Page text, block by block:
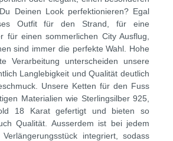
Deinen Look perfektionieren? Egal
Outfit für den Strand, für eine
für einen sommerlichen City Ausflug,
sind immer die perfekte Wahl. Hohe
Verarbeitung unterscheiden unsere
Langlebigkeit und Qualität deutlich
Unsere Ketten für den Fuss
Materialien wie Sterlingsilber 925,
18 Karat gefertigt und bieten so
Qualität. Ausserdem ist bei jedem
integriert, sodass